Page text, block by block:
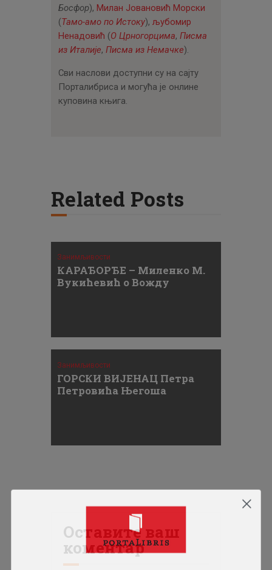
Босфор), Милан Јовановић Морски
(Тамо-амо по Истоку), љубомир
Ненадовић (О Црногорцима, Писма
из Италије, Писма из Немачке).
Сви наслови доступни су на сајту
Порталибриса и могућа је онлине
куповина књига.
Related Posts
Занимљивости
КАРАЂОРЂЕ – Миленко М.
Вукићевић о Вожду
Занимљивости
ГОРСКИ ВИЈЕНАЦ Петра
Петровића Његоша
Оставите ваш
коментар